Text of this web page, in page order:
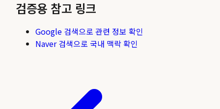
검증용 참고 링크
Google 검색으로 관련 정보 확인
Naver 검색으로 국내 맥락 확인